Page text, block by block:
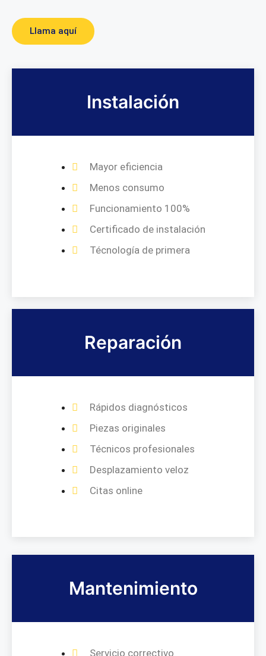
Llama aquí
Instalación
Mayor eficiencia
Menos consumo
Funcionamiento 100%
Certificado de instalación
Técnología de primera
Reparación
Rápidos diagnósticos
Piezas originales
Técnicos profesionales
Desplazamiento veloz
Citas online
Mantenimiento
Servicio correctivo